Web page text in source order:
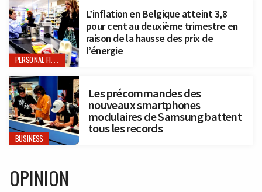
PERSONAL FINANCE
L’inflation en Belgique atteint 3,8
pour cent au deuxième trimestre en
raison de la hausse des prix de
l’énergie
BUSINESS
Les précommandes des
nouveaux smartphones
modulaires de Samsung battent
tous les records
OPINION